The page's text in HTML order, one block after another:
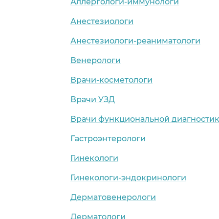
Анестезиологи
Анестезиологи-реаниматологи
Венерологи
Врачи-косметологи
Врачи УЗД
Врачи функциональной
Гастроэнтерологи
Гинекологи
Гинекологи-эндокринологи
Дерматовенерологи
Дерматологи